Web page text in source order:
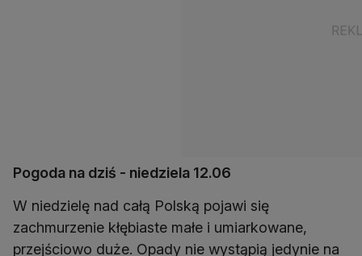
Pogoda na dziś - niedziela 12.06
W niedzielę nad całą Polską pojawi się
zachmurzenie kłębiaste małe i umiarkowane,
przejściowo duże. Opady nie wystąpią jedynie na